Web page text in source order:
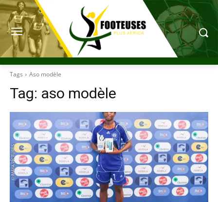
Tags Aso modèle
Tag: aso modèle